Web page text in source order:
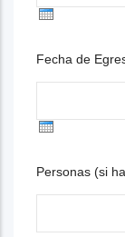
Fecha de
Personas (si